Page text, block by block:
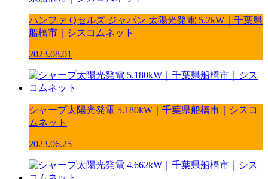
ハンファ Qセルズ ジャパン 太陽光発電 5.2kW｜千葉県
船橋市｜シスコムネット
2023.08.01
シャープ太陽光発電 5.180kW｜千葉県船橋市｜シスコ
ムネット
2023.06.25